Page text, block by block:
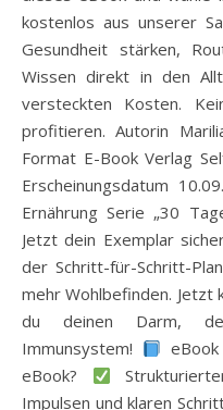
kostenlos aus unserer
Gesundheit stärken,
Wissen direkt in den
versteckten Kosten.
profitieren. Autorin
Format E-Book Verlag
Erscheinungsdatum
Ernährung Serie „30
Jetzt dein Exemplar
der Schritt-für-Schritt-
mehr Wohlbefinden. Jetzt
du deinen Darm,
Immunsystem!
eBook?
Impulsen und klaren